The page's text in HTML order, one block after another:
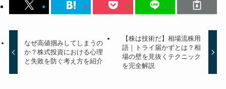
なぜ高値掴みしてしまうの
か？株式投資における心理
と失敗を防ぐ考え方を紹介
【株は技術だ】相場流株用
語｜トライ届かずとは？相
場の壁を見抜くテクニック
を完全解説